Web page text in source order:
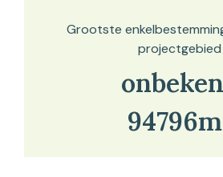
Grootste
projectgebied